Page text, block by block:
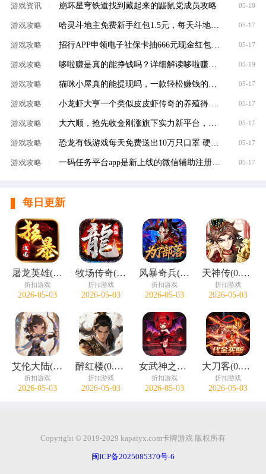
游戏资讯 崩坏星穹铁道找到藏起来的鼹鼠党成员攻略 05-18
游戏攻略 哈灵斗地主免费新手红包1.5元，每天斗地主领元 05-17
游戏攻略 招行APP申领电子社保卡抽666元现金红包，100%有礼 05-17
游戏攻略 哆啦赚是真的能挣钱吗？详细解读哆啦赚是不是 05-19
游戏攻略 05-17
游戏攻略 小龙虾大亨一个类似皮皮虾传奇的养殖得分红虾 05-17
游戏攻略 05-17
游戏攻略 05-17
游戏攻略 一码任务平台app是新上线的微信辅助注册赚钱平 05-17
每日更新
屠龙英雄(神魔狂暴攻速单职)
折扣游戏
2026-05-03
牧场传奇(终身红包免费版)
折扣游戏
2026-05-03
风暴奇兵(0.05折万元真充)
折扣游戏
2026-05-03
天神传(0.1折苍穹神武三国)
折扣游戏
2026-05-03
艾伦大陆(0.05折十二国记)
折扣游戏
2026-05-03
醉红楼(0.05折一剑无敌)
折扣游戏
2026-05-03
女武神之剑(0.1折天使之剑)
折扣游戏
2026-05-03
大刀客(0.05折绝情一刀买断版)
折扣游戏
2026-05-03
Copyright © 2019-2029 kapaiyx.com卡牌游戏 版权所有
闽ICP备2025085370号-6